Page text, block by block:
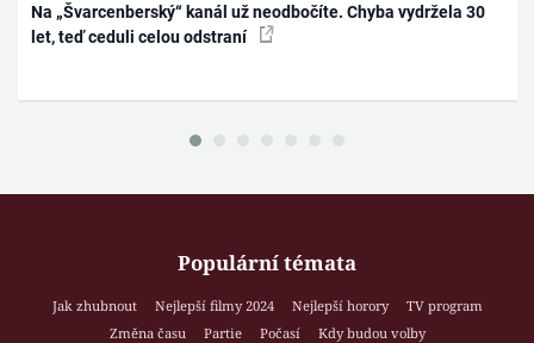
Na „Švarcenberský“ kanál už neodbočíte. Chyba vydržela 30
let, teď ceduli celou odstraní
Populární témata
Jak zhubnout Nejlepší filmy 2024 Nejlepší horory
TV program
Změna času
Partie Počasí
Kdy budou volby